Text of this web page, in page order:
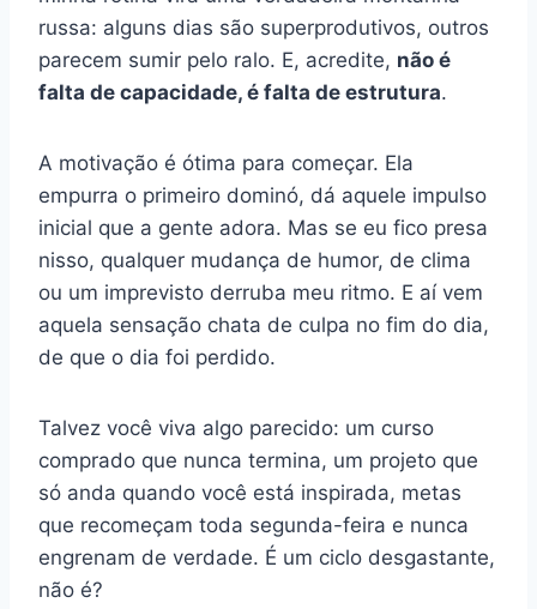
russa: alguns dias são superprodutivos, outros
parecem sumir pelo ralo. E, acredite, não é
falta de capacidade, é falta de estrutura.
A motivação é ótima para começar. Ela
empurra o primeiro dominó, dá aquele impulso
inicial que a gente adora. Mas se eu fico presa
nisso, qualquer mudança de humor, de clima
ou um imprevisto derruba meu ritmo. E aí vem
aquela sensação chata de culpa no fim do dia,
de que o dia foi perdido.
Talvez você viva algo parecido: um curso
comprado que nunca termina, um projeto que
só anda quando você está inspirada, metas
que recomeçam toda segunda-feira e nunca
engrenam de verdade. É um ciclo desgastante,
não é?